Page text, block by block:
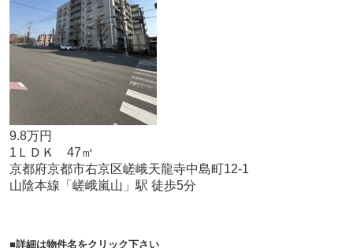
9.8万円
1ＬＤＫ 47㎡
京都府京都市右京区嵯峨天龍寺中島町12-1
山陰本線「嵯峨嵐山」駅 徒歩5分
■詳細は物件名をクリック下さい